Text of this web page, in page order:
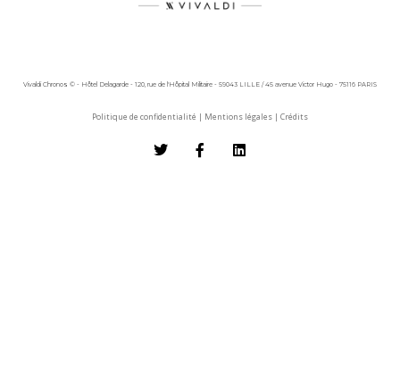
Vivaldi Chronos © - Hôtel Delagarde - 120, rue de l'Hôpital Militaire - 59043 LILLE / 45 avenue Victor Hugo - 75116 PARIS
Politique de confidentialité | Mentions légales | Crédits